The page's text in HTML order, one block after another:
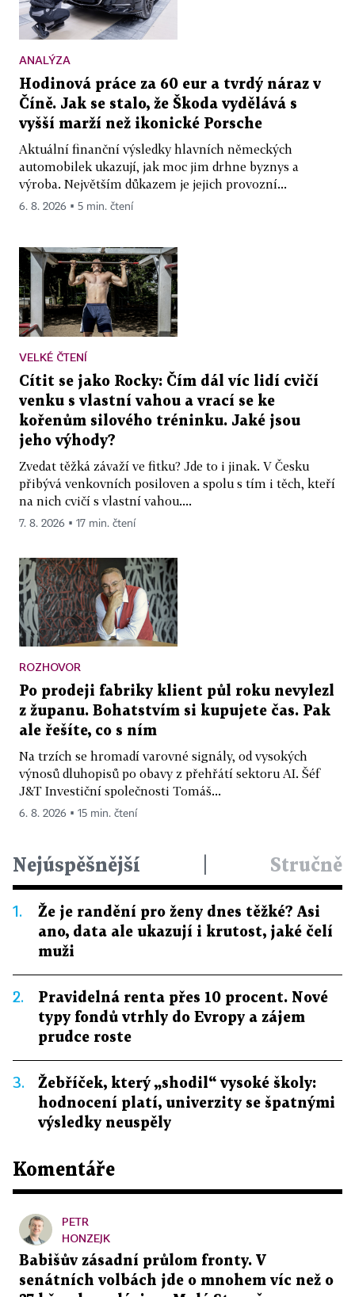
ANALÝZA
Hodinová práce za 60 eur a tvrdý náraz v
Číně. Jak se stalo, že Škoda vydělává s
vyšší marží než ikonické Porsche
Aktuální finanční výsledky hlavních německých
automobilek ukazují, jak moc jim drhne byznys a
výroba. Největším důkazem je jejich provozní...
6. 8. 2026 ▪ 5 min. čtení
VELKÉ ČTENÍ
Cítit se jako Rocky: Čím dál víc lidí cvičí
venku s vlastní vahou a vrací se ke
kořenům silového tréninku. Jaké jsou
jeho výhody?
Zvedat těžká závaží ve fitku? Jde to i jinak. V Česku
přibývá venkovních posiloven a spolu s tím i těch, kteří
na nich cvičí s vlastní vahou....
7. 8. 2026 ▪ 17 min. čtení
ROZHOVOR
Po prodeji fabriky klient půl roku nevylezl
z županu. Bohatstvím si kupujete čas. Pak
ale řešíte, co s ním
Na trzích se hromadí varovné signály, od vysokých
výnosů dluhopisů po obavy z přehřátí sektoru AI. Šéf
J&T Investiční společnosti Tomáš...
6. 8. 2026 ▪ 15 min. čtení
Nejúspěšnější Stručně
1.
Že je randění pro ženy dnes těžké? Asi
ano, data ale ukazují i krutost, jaké čelí
muži
2.
Pravidelná renta přes 10 procent. Nové
typy fondů vtrhly do Evropy a zájem
prudce roste
3.
Žebříček, který „shodil“ vysoké školy:
hodnocení platí, univerzity se špatnými
výsledky neuspěly
Komentáře
PETR
HONZEJK
Babišův zásadní průlom fronty. V
senátních volbách jde o mnohem víc než o